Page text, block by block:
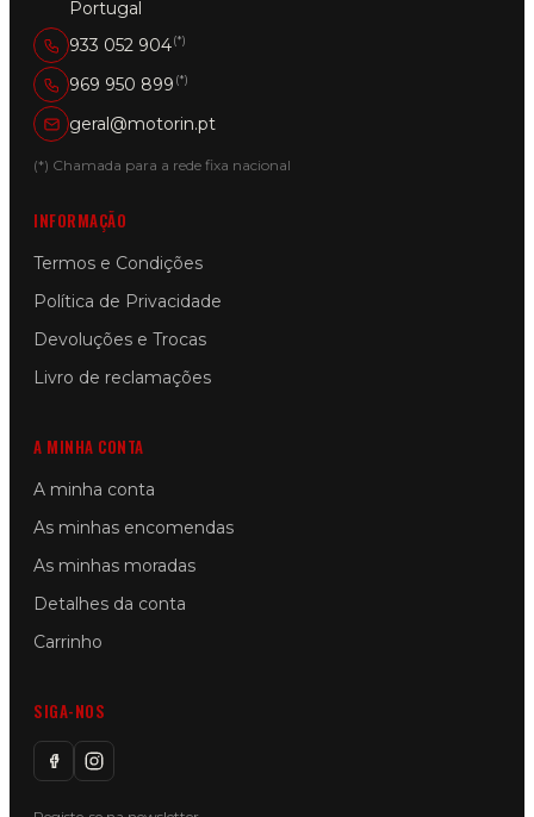
Portugal
933 052 904(*)
969 950 899 (*)
geral@motorin.pt
(*) Chamada para a rede fixa nacional
INFORMAÇÃO
Termos e Condições
Política de Privacidade
Devoluções e Trocas
Livro de reclamações
A MINHA CONTA
A minha conta
As minhas encomendas
As minhas moradas
Detalhes da conta
Carrinho
SIGA-NOS